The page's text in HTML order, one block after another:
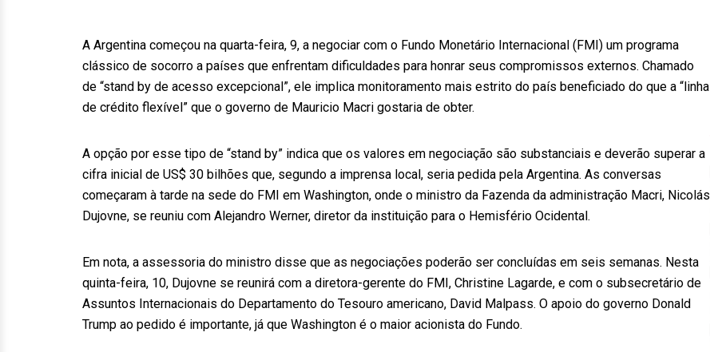
A Argentina começou na quarta-feira, 9, a negociar com o Fundo Monetário Internacional (FMI) um programa
clássico de socorro a países que enfrentam dificuldades para honrar seus compromissos externos. Chamado
de “stand by de acesso excepcional”, ele implica monitoramento mais estrito do país beneficiado do que a “linha
de crédito flexível” que o governo de Mauricio Macri gostaria de obter.
A opção por esse tipo de “stand by” indica que os valores em negociação são substanciais e deverão superar a
cifra inicial de US$ 30 bilhões que, segundo a imprensa local, seria pedida pela Argentina. As conversas
começaram à tarde na sede do FMI em Washington, onde o ministro da Fazenda da administração Macri, Nicolás
Dujovne, se reuniu com Alejandro Werner, diretor da instituição para o Hemisfério Ocidental.
Em nota, a assessoria do ministro disse que as negociações poderão ser concluídas em seis semanas. Nesta
quinta-feira, 10, Dujovne se reunirá com a diretora-gerente do FMI, Christine Lagarde, e com o subsecretário de
Assuntos Internacionais do Departamento do Tesouro americano, David Malpass. O apoio do governo Donald
Trump ao pedido é importante, já que Washington é o maior acionista do Fundo.